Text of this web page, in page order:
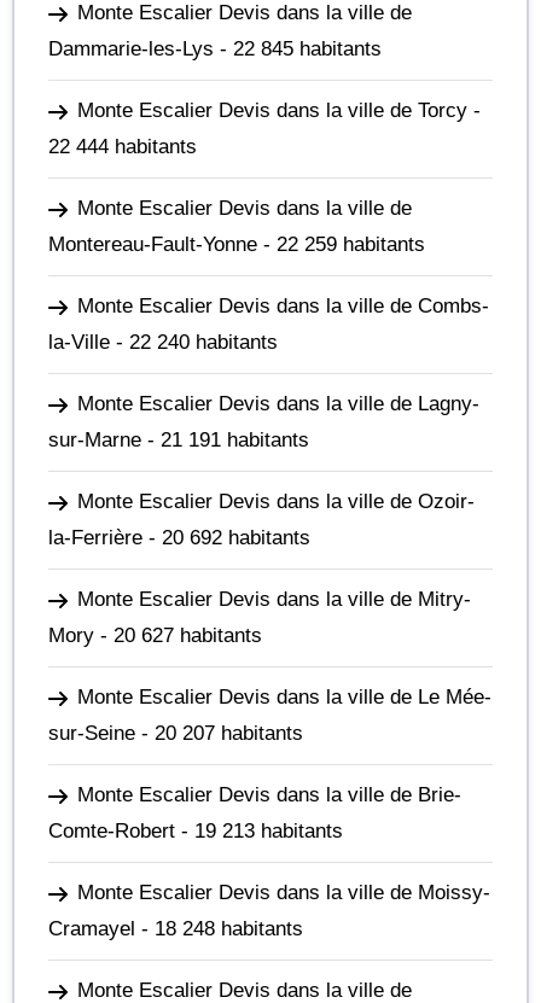
Monte Escalier Devis dans la ville de
Dammarie-les-Lys - 22 845 habitants
Monte Escalier Devis dans la ville de Torcy -
22 444 habitants
Monte Escalier Devis dans la ville de
Montereau-Fault-Yonne - 22 259 habitants
Monte Escalier Devis dans la ville de Combs-
la-Ville - 22 240 habitants
Monte Escalier Devis dans la ville de Lagny-
sur-Marne - 21 191 habitants
Monte Escalier Devis dans la ville de Ozoir-
la-Ferrière - 20 692 habitants
Monte Escalier Devis dans la ville de Mitry-
Mory - 20 627 habitants
Monte Escalier Devis dans la ville de Le Mée-
sur-Seine - 20 207 habitants
Monte Escalier Devis dans la ville de Brie-
Comte-Robert - 19 213 habitants
Monte Escalier Devis dans la ville de Moissy-
Cramayel - 18 248 habitants
Monte Escalier Devis dans la ville de